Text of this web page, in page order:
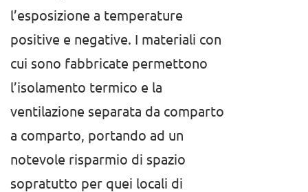
l’esposizione a temperature
positive e negative. I materiali con
cui sono fabbricate permettono
l’isolamento termico e la
ventilazione separata da comparto
a comparto, portando ad un
notevole risparmio di spazio
sopratutto per quei locali di